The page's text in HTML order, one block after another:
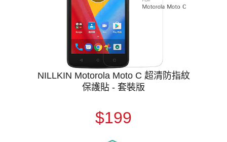
NILLKIN Motorola Moto C 超清防指紋
保護貼 - 套裝版
$199